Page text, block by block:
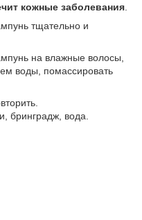
кожные заболевания
тщательно и
на влажные волосы,
воды, помассировать
бринградж, вода.